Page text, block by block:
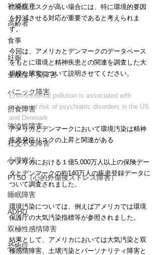
神経疾患
高齢者
食事
妊娠
全般性不安障害
パニック障害
摂食障害
強迫性障害
社交不安障害
心理療法
PTSD（心的外傷後ストレス障害）
睡眠障害
ADHD
双極性感情障害
恐怖症
に発症リスクが高い場合には、特に環境的要因
を軽減させる対応が重要であると考えられま
す。
今回は、アメリカとデンマークのデータベース
をもとに環境と精神疾患との関連を調査した大
規模な研究について説明させてください。
Environmental pollution is associated with
increased risk of psychiatric disorders in the US
and Denmark
アメリカとデンマークにおいて環境汚染は精神
疾患発症リスクの上昇と関連がある
アメリカにおける１億5,000万人以上の保険デー
タとデンマークの約140万人の疾患登録データに
ついて調査されました。
環境汚染については、例えばアメリカでは環境
保護庁の大気汚染指標等が参照されました。
結果として、アメリカにおいては大気汚染と双
極感情障害、土壌汚染とパーソナリティ障害と